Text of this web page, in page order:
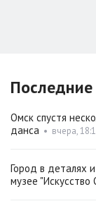
Омск спустя
данса • вчера,
Город в деталях
музее "Искусство